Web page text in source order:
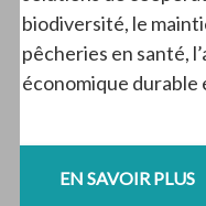
biodiversité, le
pêcheries en santé,
économique durable
EN SAVOIR PLUS
s’ouvre